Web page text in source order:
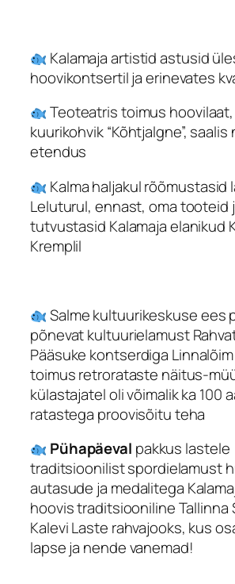
Kalamaja artistid astusid
hoovikontsertil ja erinevates
Teoteatris toimus
kuurikohvik “Kõhtjalgne”, saalis
etendus
Kalma haljakul rõõmustasid
Leluturul, ennast, oma tooteid
tutvustasid Kalamaja elanikud
Kremplil
Salme kultuurikeskuse ees
põnevat kultuurielamust
Pääsuke kontserdiga
toimus retrorataste näitus-
külastajatel oli võimalik ka 100
ratastega proovisõitu teha
Pühapäeval pakkus lastele
traditsioonilist spordielamust
autasude ja medalitega
hoovis traditsiooniline Tallinna
Kalevi Laste rahvajooks, kus
lapse ja nende vanemad!